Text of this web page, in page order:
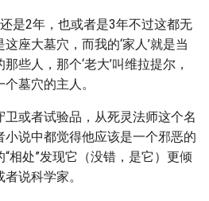
是2年，也或者是3年不过这都无
座大墓穴，而我的‘家人’就是当
些人，那个‘老大’叫维拉提尔，
墓穴的主人。
或者试验品，从死灵法师这个名
说中都觉得他应该是一个邪恶的
相处”发现它（没错，是它）更倾
说科学家。